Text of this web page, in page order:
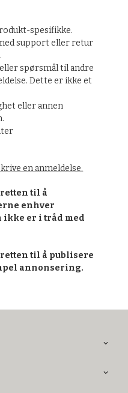
spesifikke.
support eller retur
spørsmål til andre
Dette er ikke et
eller annen
en anmeldelse.
til å
enhver
ikke er i tråd med
til å publisere
annonsering.